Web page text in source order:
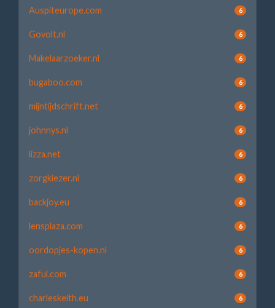
Auspiteurope.com 6
Govolt.nl 6
Makelaarzoeker.nl 6
bugaboo.com 6
mijntijdschrift.net 6
johnnys.nl 6
lizza.net 6
zorgkiezer.nl 6
backjoy.eu 6
lensplaza.com 6
oordopjes-kopen.nl 6
zaful.com 6
charleskeith.eu 6